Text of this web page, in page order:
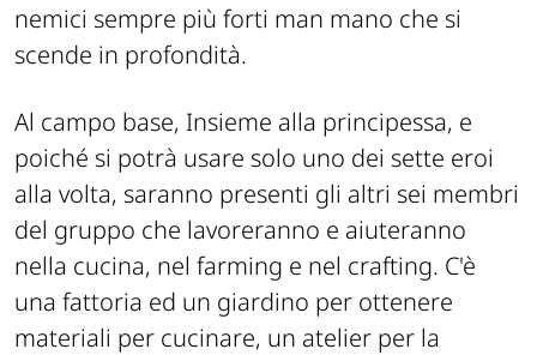
nemici sempre più forti man mano che si
scende in profondità.
Al campo base, Insieme alla principessa, e
poiché si potrà usare solo uno dei sette eroi
alla volta, saranno presenti gli altri sei membri
del gruppo che lavoreranno e aiuteranno
nella cucina, nel farming e nel crafting. C'è
una fattoria ed un giardino per ottenere
materiali per cucinare, un atelier per la